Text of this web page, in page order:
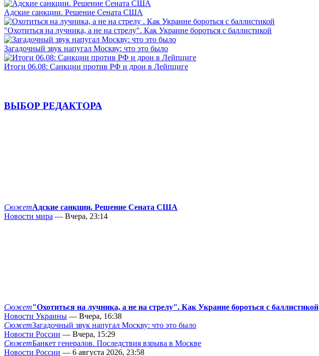
Адские санкции. Решение Сената США
"Охотиться на лучника, а не на стрелу". Как Украине бороться с баллистикой
Загадочный звук напугал Москву: что это было
Итоги 06.08: Санкции против РФ и дрон в Лейпциге
ВЫБОР РЕДАКТОРА
СюжетАдские санкции. Решение Сената США
Новости мира — Вчера, 23:14
Сюжет"Охотиться на лучника, а не на стрелу". Как Украине бороться с баллистикой
Новости Украины — Вчера, 16:38
СюжетЗагадочный звук напугал Москву: что это было
Новости России — Вчера, 15:29
СюжетБанкет генералов. Последствия взрыва в Москве
Новости России — 6 августа 2026, 23:58